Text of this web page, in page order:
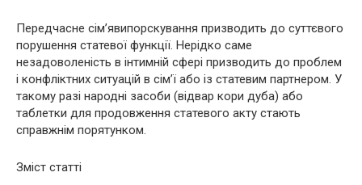
Передчасне сім’явипорскування призводить до суттєвого
порушення статевої функції. Нерідко саме
незадоволеність в інтимній сфері призводить до проблем
і конфліктних ситуацій в сім’ї або із статевим партнером. У
такому разі народні засоби (відвар кори дуба) або
таблетки для продовження статевого акту стають
справжнім порятунком.
Зміст статті